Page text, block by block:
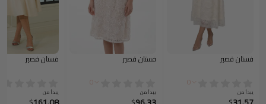
فستان قصير
0
يبدأ من
فستان قصير
0
يبدأ من
فستان قصير
يبدأ من